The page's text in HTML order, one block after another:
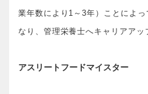
業年数により1～3年）ことによ
なり、管理栄養士へキャリアアッ
アスリートフードマイスター